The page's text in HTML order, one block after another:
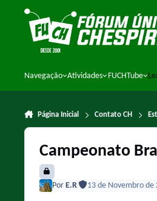
Ir para conteúdo
Navegação Atividades FUCHTube
Página Inicial Contato CH
Campeonato
Por E.R 13 de Novembro de